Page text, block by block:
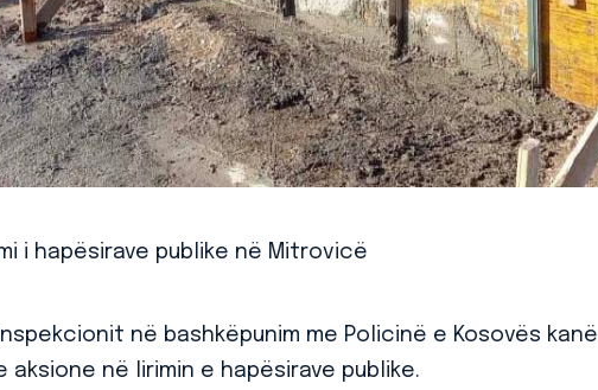
i hapësirave publike në Mitrovicë
në bashkëpunim me Policinë e Kosovës kanë
aksione në lirimin e hapësirave publike.